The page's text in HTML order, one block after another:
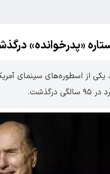
«پدرخوانده»
یکی از اسطوره‌های سینمای